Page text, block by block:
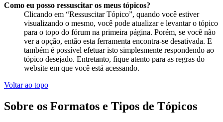
Como eu posso ressuscitar os meus tópicos?
Clicando em “Ressuscitar Tópico”, quando você estiver
visualizando o mesmo, você pode atualizar e levantar o tópico
para o topo do fórum na primeira página. Porém, se você não
ver a opção, então esta ferramenta encontra-se desativada. E
também é possível efetuar isto simplesmente respondendo ao
tópico desejado. Entretanto, fique atento para as regras do
website em que você está acessando.
Voltar ao topo
Sobre os Formatos e Tipos de Tópicos